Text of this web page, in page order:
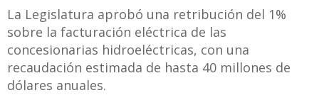
La Legislatura aprobó una retribución del 1%
sobre la facturación eléctrica de las
concesionarias hidroeléctricas, con una
recaudación estimada de hasta 40 millones de
dólares anuales.